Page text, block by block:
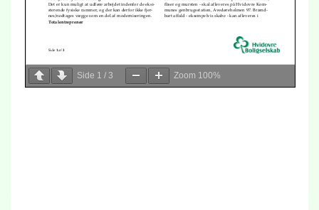
Side 1 / 3 Zoom 100%